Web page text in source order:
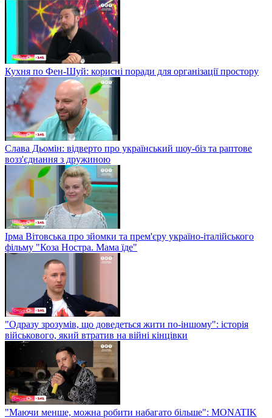
Кухня по Фен-Шуй: корисні поради для організації простору
Слава Дьомін: відверто про український шоу-біз та раптове
возз'єднання з дружиною
Ірма Вітовська про зйомки та прем'єру україно-італійського
фільму "Коза Ностра. Мама їде"
"Одразу зрозумів, що доведеться жити по-іншому": історія
військового, який втратив на війні кінцівки
"Маючи менше, можна робити набагато більше": MONATIK